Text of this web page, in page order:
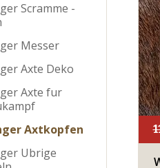
Scramme -
Messer
Axte Deko
Axte fur
Axtkopfen
Ubrige